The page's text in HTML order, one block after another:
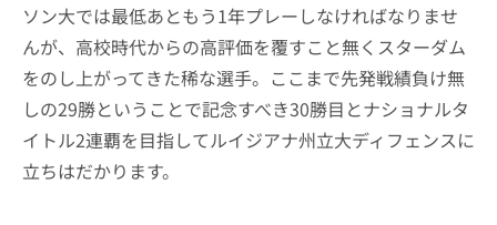
ソン大では最低あともう1年プレーしなければなりませ
んが、高校時代からの高評価を覆すこと無くスターダム
をのし上がってきた稀な選手。ここまで先発戦績負け無
しの29勝ということで記念すべき30勝目とナショナルタ
イトル2連覇を目指してルイジアナ州立大ディフェンスに
立ちはだかります。